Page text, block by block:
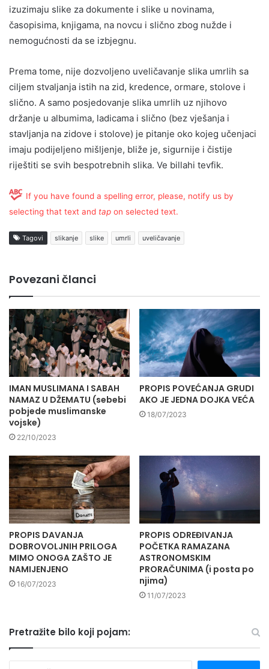
izuzimaju slike za dokumente i slike u novinama,
časopisima, knjigama, na novcu i slično zbog nužde i
nemogućnosti da se izbjegnu.
Prema tome, nije dozvoljeno uveličavanje slika umrlih sa
ciljem stvaljanja istih na zid, kredence, ormare, stolove i
slično. A samo posjedovanje slika umrlih uz njihovo
držanje u albumima, ladicama i slično (bez vješanja i
stavljanja na zidove i stolove) je pitanje oko kojeg učenjaci
imaju podijeljeno mišljenje, bliže je, sigurnije i čistije
riještiti se svih bespotrebnih slika. Ve billahi tevfik.
If you have found a spelling error, please, notify us by
selecting that text and tap on selected text.
Tagovi slikanje slike umrli uveličavanje
Povezani članci
IMAN MUSLIMANA I SABAH
NAMAZ U DŽEMATU (sebebi
pobjede muslimanske
vojske)
22/10/2023
PROPIS POVEĆANJA GRUDI
AKO JE JEDNA DOJKA VEĆA
18/07/2023
PROPIS DAVANJA
DOBROVOLJNIH PRILOGA
MIMO ONOGA ZAŠTO JE
NAMIJENJENO
16/07/2023
PROPIS ODREĐIVANJA
POČETKA RAMAZANA
ASTRONOMSKIM
PRORAČUNIMA (i posta po
njima)
11/07/2023
Pretražite bilo koji pojam: